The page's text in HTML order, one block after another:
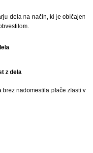
dela na način, ki je običajen
z dela
brez nadomestila plače zlasti v